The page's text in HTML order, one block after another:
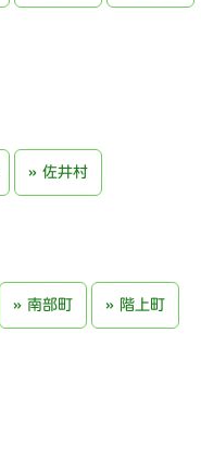
佐井村
南部町 階上町